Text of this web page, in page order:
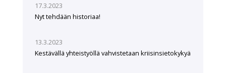
17.3.2023
Nyt tehdään historiaa!
13.3.2023
Kestävällä yhteistyöllä vahvistetaan kriisinsietokykyä